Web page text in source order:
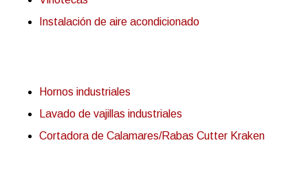
Instalación de aire acondicionado
Hornos industriales
Lavado de vajillas industriales
Cortadora de Calamares/Rabas Cutter Kraken